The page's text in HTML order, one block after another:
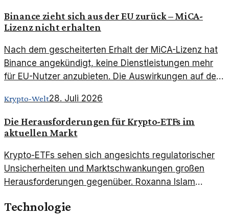
Binance zieht sich aus der EU zurück – MiCA-
Lizenz nicht erhalten
Nach dem gescheiterten Erhalt der MiCA-Lizenz hat
Binance angekündigt, keine Dienstleistungen mehr
für EU-Nutzer anzubieten. Die Auswirkungen auf den
Krypto-Welt28. Juli 2026
Die Herausforderungen für Krypto-ETFs im
aktuellen Markt
Krypto-ETFs sehen sich angesichts regulatorischer
Unsicherheiten und Marktschwankungen großen
Herausforderungen gegenüber. Roxanna Islam
Technologie